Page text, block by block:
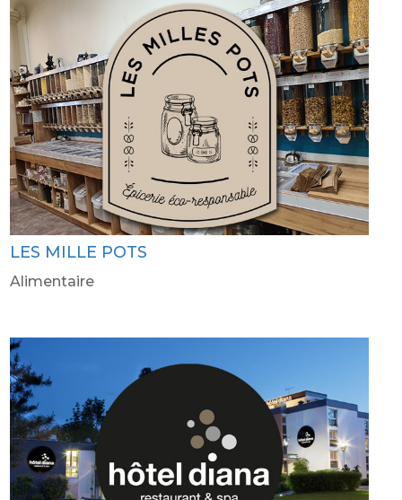
LES MILLE POTS
Alimentaire